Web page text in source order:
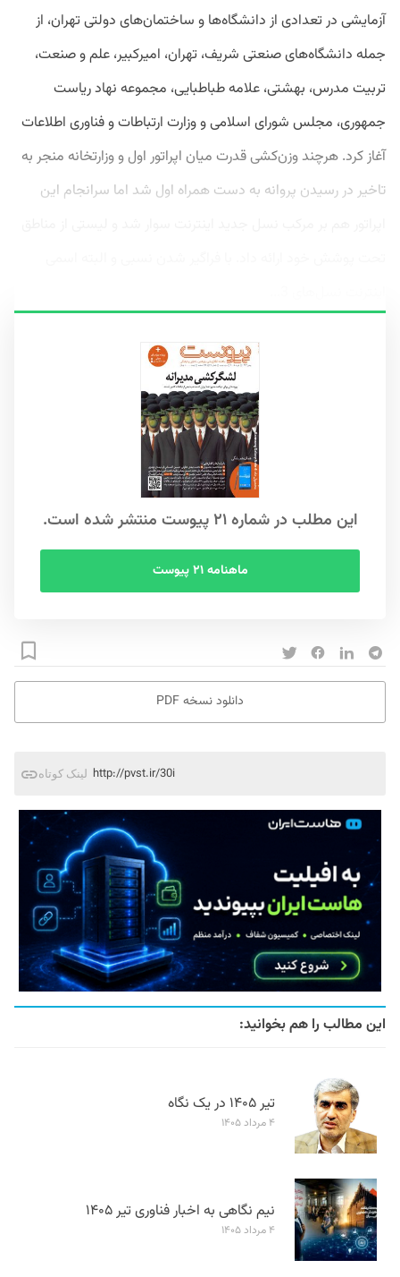
آزمایشی در تعدادی از دانشگاه‌ها و ساختمان‌های دولتی تهران، از
جمله دانشگاه‌های صنعتی شریف، تهران، امیرکبیر، علم و صنعت،
تربیت مدرس، بهشتی، علامه طباطبایی، مجموعه نهاد ریاست
‌جمهوری، مجلس شورای اسلامی و وزارت ارتباطات و فناوری اطلاعات
آغاز کرد. هرچند وزن‌کشی قدرت میان اپراتور اول و وزارتخانه منجر به
تاخیر در رسیدن پروانه به دست همراه اول شد اما سرانجام این
این مطلب در شماره ۲۱ پیوست منتشر شده است.
ماهنامه ۲۱ پیوست
دانلود نسخه PDF
لینک کوتاه http://pvst.ir/30i
این مطالب را هم بخوانید:
تیر ۱۴۰۵ در یک نگاه
۴ مرداد ۱۴۰۵
نیم نگاهی به اخبار فناوری تیر ۱۴۰۵
۴ مرداد ۱۴۰۵